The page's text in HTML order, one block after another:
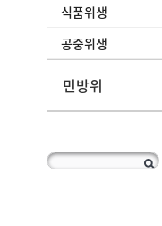
식품위생
공중위생
민방위